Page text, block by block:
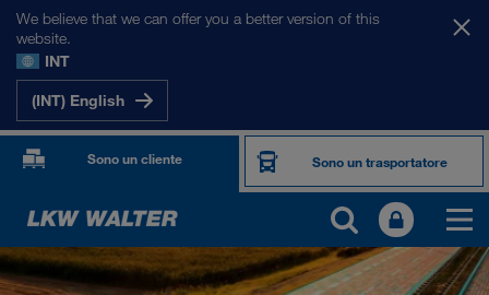
We believe that we can offer you a better version of this
website.
INT
(INT) English
Sono un cliente Sono un trasportatore
PRODOTTI E SERVIZI